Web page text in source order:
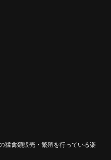
猛禽類販売・繁殖を行っている楽